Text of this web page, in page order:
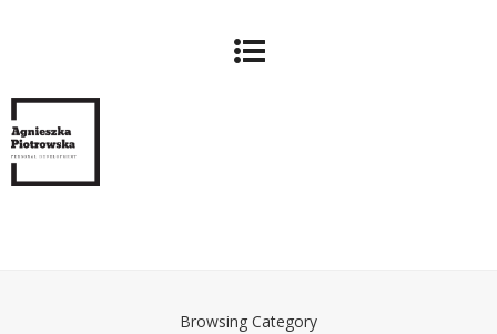
Browsing Category